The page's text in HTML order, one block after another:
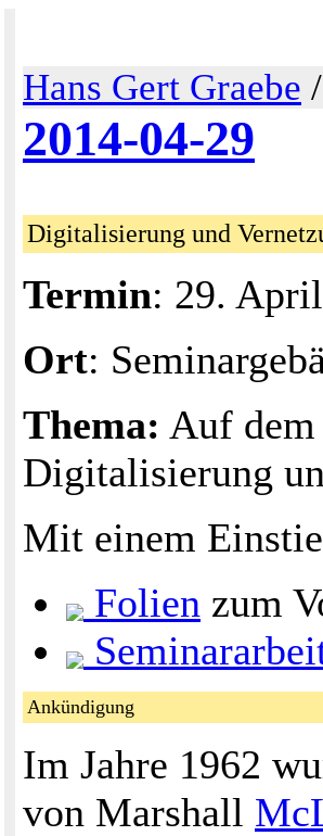
Hans Gert Graebe
2014-04-29
Digitalisierung und
Termin: 29.
Ort:
Thema: Auf
Digitalisierung
Mit einem
Folien zum
Ankündigung
Im Jahre 1962
von Marshall